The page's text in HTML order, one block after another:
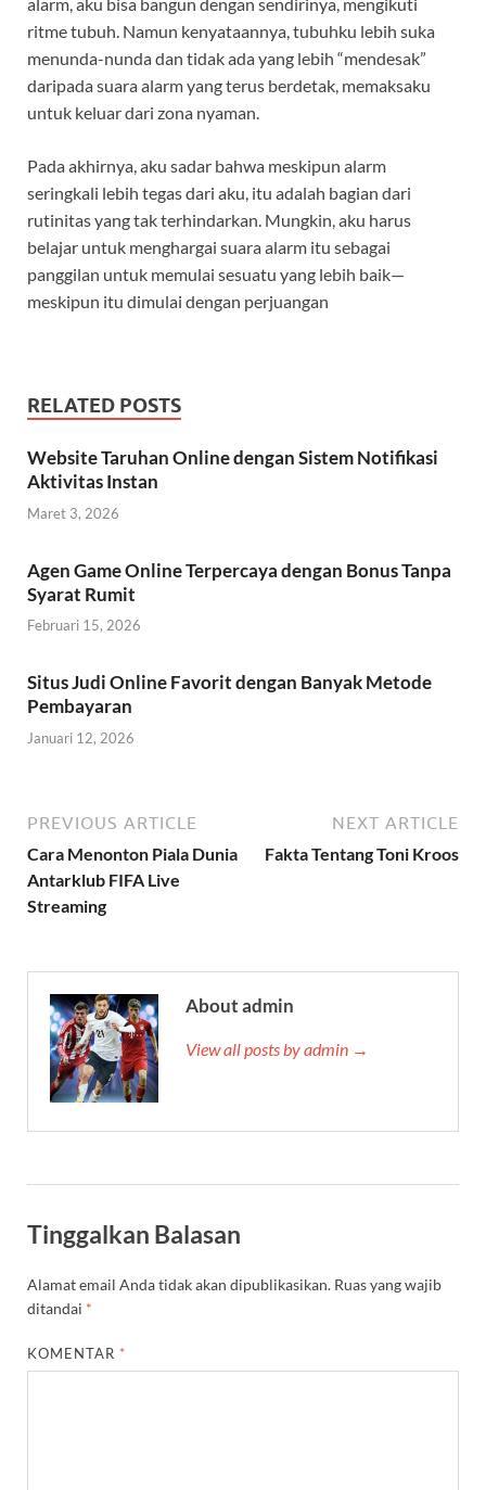
alarm, aku bisa bangun dengan sendirinya, mengikuti
ritme tubuh. Namun kenyataannya, tubuhku lebih suka
menunda-nunda dan tidak ada yang lebih “mendesak”
daripada suara alarm yang terus berdetak, memaksaku
untuk keluar dari zona nyaman.
Pada akhirnya, aku sadar bahwa meskipun alarm
seringkali lebih tegas dari aku, itu adalah bagian dari
rutinitas yang tak terhindarkan. Mungkin, aku harus
belajar untuk menghargai suara alarm itu sebagai
panggilan untuk memulai sesuatu yang lebih baik—
meskipun itu dimulai dengan perjuangan
RELATED POSTS
Website Taruhan Online dengan Sistem Notifikasi
Aktivitas Instan
Maret 3, 2026
Agen Game Online Terpercaya dengan Bonus Tanpa
Syarat Rumit
Februari 15, 2026
Situs Judi Online Favorit dengan Banyak Metode
Pembayaran
Januari 12, 2026
PREVIOUS ARTICLE
Cara Menonton Piala Dunia
Antarklub FIFA Live
Streaming
NEXT ARTICLE
Fakta Tentang Toni Kroos
About admin
View all posts by admin →
Tinggalkan Balasan
Alamat email Anda tidak akan dipublikasikan. Ruas yang wajib
ditandai *
KOMENTAR *